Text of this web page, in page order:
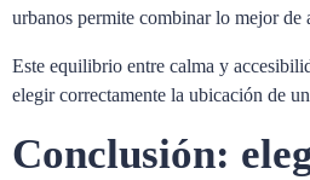
urbanos permite combinar lo mejor de
Este equilibrio entre calma y
elegir correctamente la ubicación de
Conclusión: